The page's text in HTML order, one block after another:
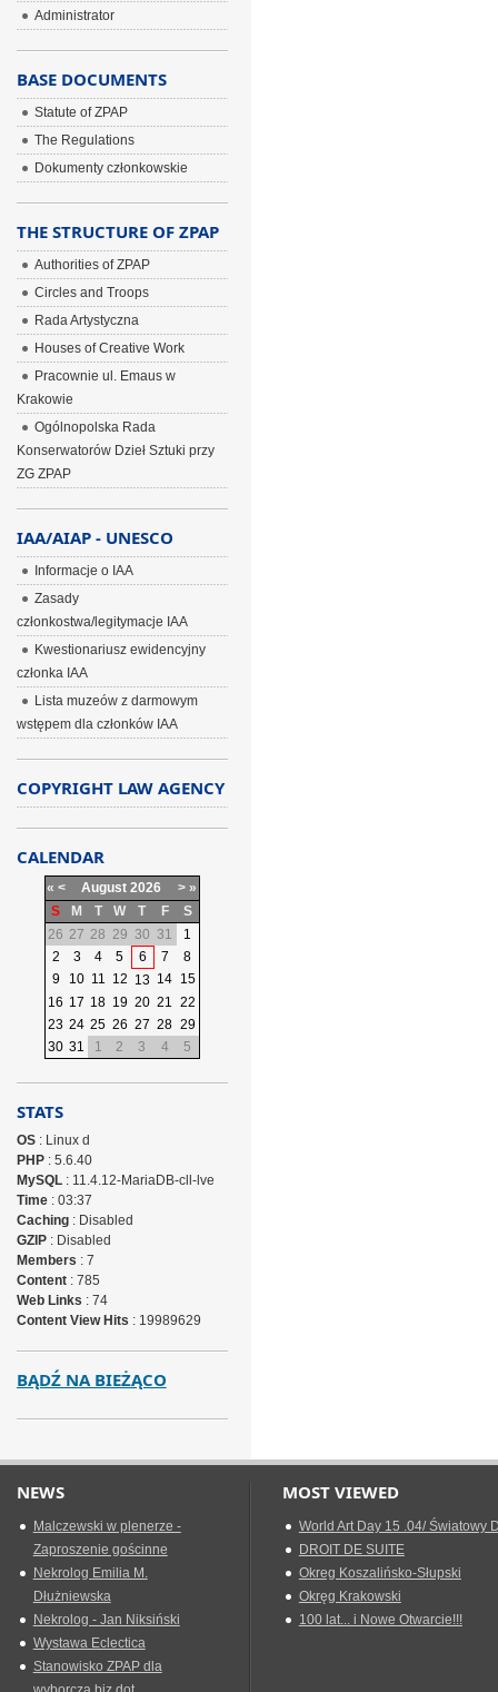
Administrator
BASE DOCUMENTS
Statute of ZPAP
The Regulations
Dokumenty członkowskie
THE STRUCTURE OF ZPAP
Authorities of ZPAP
Circles and Troops
Rada Artystyczna
Houses of Creative Work
Pracownie ul. Emaus w
Krakowie
Ogólnopolska Rada
Konserwatorów Dzieł Sztuki przy
ZG ZPAP
IAA/AIAP - UNESCO
Informacje o IAA
Zasady
członkostwa/legitymacje IAA
Kwestionariusz ewidencyjny
członka IAA
Lista muzeów z darmowym
wstępem dla członków IAA
COPYRIGHT LAW AGENCY
CALENDAR
« < August 2026 > »
S
M T W T F
S
26 27 28 29 30 31
1
2
3 4 5 6 7
8
9
10 11 12 13 14 15
16 17 18 19 20 21 22
23 24 25 26 27 28 29
30 31 1 2 3 4 5
STATS
OS: Linux d
PHP: 5.6.40
MySQL: 11.4.12-MariaDB-cll-lve
Time: 03:37
Caching: Disabled
GZIP: Disabled
Members : 7
Content: 785
Web Links : 74
Content View Hits : 19989629
BĄDŹ NA BIEŻĄCO
NEWS
Malczewski w plenerze -
Zaproszenie gościnne
Nekrolog Emilia M.
Dłużniewska
Nekrolog - Jan Niksiński
Wystawa Eclectica
Stanowisko ZPAP dla
MOST VIEWED
World Art Day 15 .04/ Światowy
DROIT DE SUITE
Okreg Koszalińsko-Słupski
Okręg Krakowski
100 lat... i Nowe Otwarcie!!!